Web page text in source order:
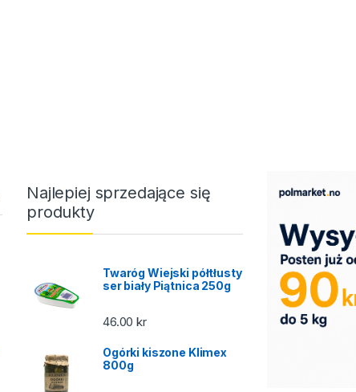
Najlepiej sprzedające się
produkty
Twaróg Wiejski półtłusty
ser biały Piątnica 250g
46.00kr
Ogórki kiszone Klimex
800g